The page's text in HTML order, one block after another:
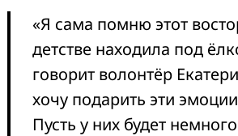
«Я сама помню этот
детстве находила под
говорит волонтёр
хочу подарить эти
Пусть у них будет